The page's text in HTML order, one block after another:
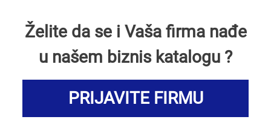
Želite da se i Vaša firma nađe
u našem biznis katalogu ?
PRIJAVITE FIRMU